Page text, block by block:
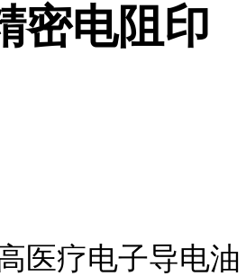
密电阻印
医疗电子导电油